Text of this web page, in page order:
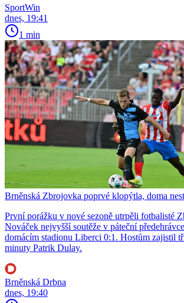
SportWin
dnes, 19:41
1 min
Brněnská Zbrojovka poprvé klopýtla, doma
První porážku v nové sezoně utrpěli fotbalisté
Nováček nejvyšší soutěže v páteční
domácím stadionu Liberci 0:1. Hostům zajistil
minuty Patrik Dulay.
Brněnská Drbna
dnes, 19:40